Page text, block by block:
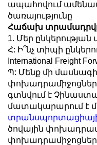
ապահովում
ծառայությունը
Հաճախ
1. Մեր ընկերության
Հ: Ի՞նչ տիպի
International Freight
Պ: Մենք մի
գտնվում է
մատակարարում է
տրանսպորտացիայի
ծովային